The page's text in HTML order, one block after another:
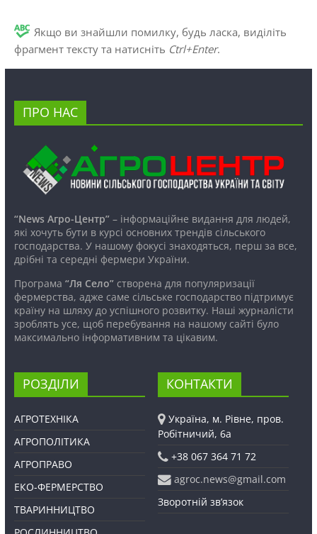
Якщо ви знайшли помилку, будь ласка, виділіть
фрагмент тексту та натисніть Ctrl+Enter.
ПРО НАС
“News Агро-Центр”– інформаційне видання для людей,
які хочуть бути в курсі основних трендів сільського
господарства. У нашому фокусі знаходяться, перш за все,
дрібні та середні фермери України.
Програма “Ля Село”створена для популяризації
фермерства, адже саме сільське господарство підтримує
країну на шляху до успішного розвитку. Наші журналісти
зроблять усе, щоб перебування на нашому сайті було
максимально інформативним та цікавим.
РОЗДІЛИ
АГРОТЕХНІКА
АГРОПОЛІТИКА
АГРОПРАВО
ЕКО-ФЕРМЕРСТВО
ТВАРИННИЦТВО
КОНТАКТИ
Україна, м. Рівне, пров.
Робітничий, 6а
+38 067 364 71 72
agroc.news@gmail.com
Зворотній зв’язок